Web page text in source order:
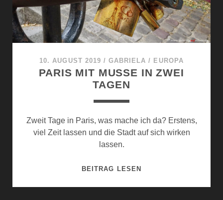
10. AUGUST 2019 /GABRIELA / EUROPA
PARIS MIT MUSSE IN ZWEI T
AGEN
Zweit Tage in Paris, was mache ich da? Erstens,
viel Zeit lassen und die Stadt auf sich wirken
lassen.
BEITRAG LESENPARIS